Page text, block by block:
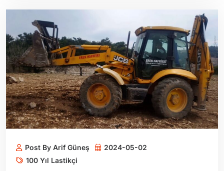
Post By Arif Güneş
2024-05-02
100 Yıl Lastikçi